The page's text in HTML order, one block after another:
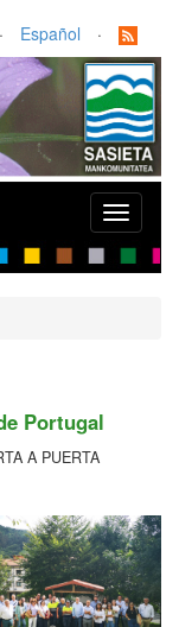
· Español ·
Toggle
Portugal
A PUERTA